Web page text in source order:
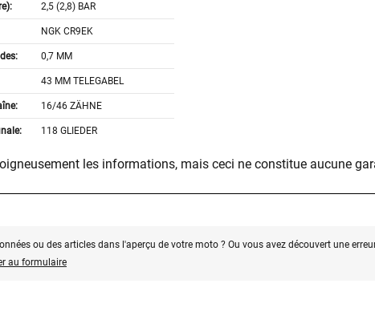
2,5 (2,8) BAR
NGK CR9EK
0,7 MM
43 MM TELEGABEL
16/46 ZÄHNE
118 GLIEDER
les informations, mais ceci ne constitue aucune
ou des articles dans l'aperçu de votre moto ? Ou vous avez découvert une
au formulaire